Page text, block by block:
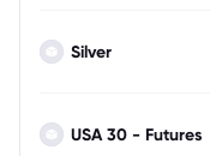
Silver
USA 30 - Futures